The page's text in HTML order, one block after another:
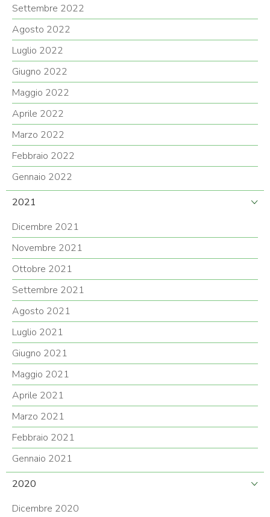
Settembre 2022
Agosto 2022
Luglio 2022
Giugno 2022
Maggio 2022
Aprile 2022
Marzo 2022
Febbraio 2022
Gennaio 2022
2021
Dicembre 2021
Novembre 2021
Ottobre 2021
Settembre 2021
Agosto 2021
Luglio 2021
Giugno 2021
Maggio 2021
Aprile 2021
Marzo 2021
Febbraio 2021
Gennaio 2021
2020
Dicembre 2020